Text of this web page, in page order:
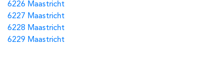
6226 Maastricht
6227 Maastricht
6228 Maastricht
6229 Maastricht